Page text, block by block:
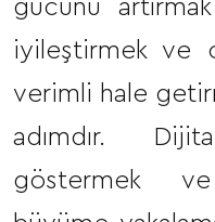
gücünü
iyileştirmek ve
verimli hale
adımdır.
göstermek